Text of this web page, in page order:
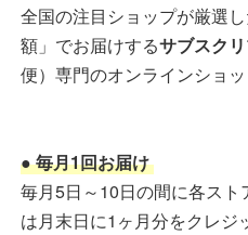
全国の注目ショップが厳選
額」でお届けするサブスク
便）専門のオンラインショッ
● 毎月1回お届け
毎月5日～10日の間に各ス
は月末日に1ヶ月分をクレジ